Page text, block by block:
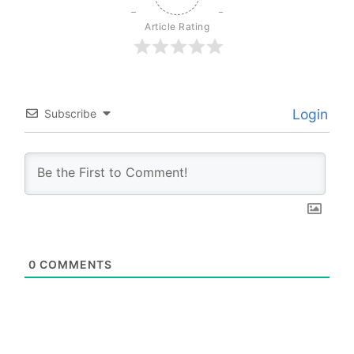
Article Rating
Subscribe Login
0 COMMENTS